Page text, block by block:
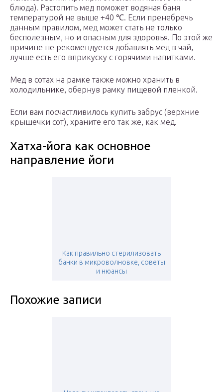
блюда). Растопить мед поможет водяная баня
температурой не выше +40 ℃. Если пренебречь
данным правилом, мед может стать не только
бесполезным, но и опасным для здоровья. По этой же
причине не рекомендуется добавлять мед в чай,
лучше есть его вприкуску с горячими напитками.
Мед в сотах на рамке также можно хранить в
холодильнике, обернув рамку пищевой пленкой.
Если вам посчастливилось купить забрус (верхние
крышечки сот), храните его так же, как мед.
Хатха-йога как основное
направление йоги
Как правильно стерилизовать
банки в микроволновке, советы
и нюансы
Похожие записи